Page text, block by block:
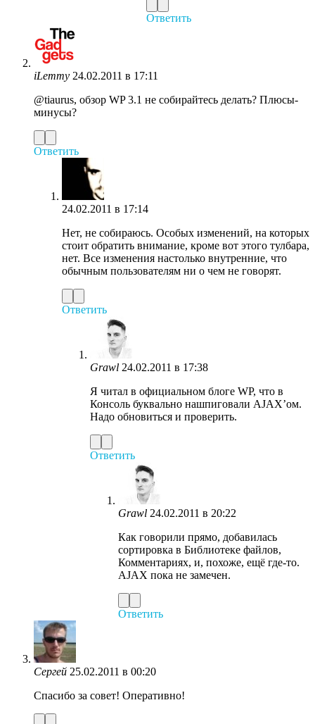
Ответить
iLemmy 24.02.2011 в 17:11
@tiaurus, обзор WP 3.1 не собирайтесь делать? Плюсы-
минусы?
Ответить
24.02.2011 в 17:14
Нет, не собираюсь. Особых изменений, на которых
стоит обратить внимание, кроме вот этого тулбара,
нет. Все изменения настолько внутренние, что
обычным пользователям ни о чем не говорят.
Ответить
Grawl 24.02.2011 в 17:38
Я читал в официальном блоге WP, что в
Консоль буквально нашпиговали AJAX’ом.
Надо обновиться и проверить.
Ответить
Grawl 24.02.2011 в 20:22
Как говорили прямо, добавилась
сортировка в Библиотеке файлов,
Комментариях, и, похоже, ещё где-то.
AJAX пока не замечен.
Ответить
Сергей 25.02.2011 в 00:20
Спасибо за совет! Оперативно!